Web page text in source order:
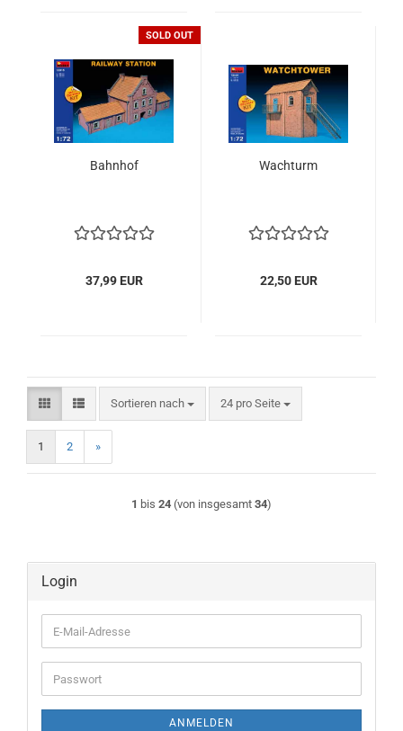
SOLD OUT
Bahnhof
37,99 EUR
Wachturm
22,50 EUR
Sortieren nach
Sortieren nach 24 pro Seite
pro Seite
1 2 »
1 bis 24 (von insgesamt 34)
Login
E-
Mail-
Adresse
Passwort
ANMELDEN